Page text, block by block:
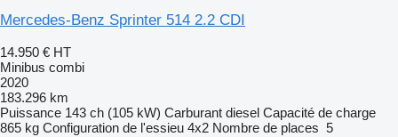
Mercedes-Benz Sprinter 514 2.2 CDI
14.950 € HT
Minibus combi
2020
183.296 km
Puissance 143 ch (105 kW) Carburant diesel Capacité de charge
865 kg Configuration de l'essieu 4x2 Nombre de places 5